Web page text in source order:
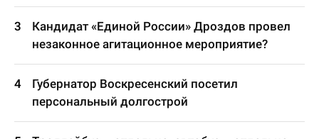
Кандидат «Единой России» Дроздов провел
незаконное агитационное мероприятие?
Губернатор Воскресенский посетил
персональный долгострой